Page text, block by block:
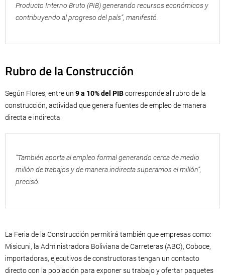
Producto Interno Bruto (PIB) generando recursos económicos y
contribuyendo al progreso del país”, manifestó.
Rubro de la Construcción
Según Flores, entre un 9 a 10% del PIBcorresponde al rubro de la
construcción, actividad que genera fuentes de empleo de manera
directa e indirecta.
“También aporta al empleo formal generando cerca de medio
millón de trabajos y de manera indirecta superamos el millón”,
precisó.
La Feria de la Construcción permitirá también que empresas como:
Misicuni, la Administradora Boliviana de Carreteras (ABC), Coboce,
importadoras, ejecutivos de constructoras tengan un contacto
directo con la población para exponer su trabajo y ofertar paquetes